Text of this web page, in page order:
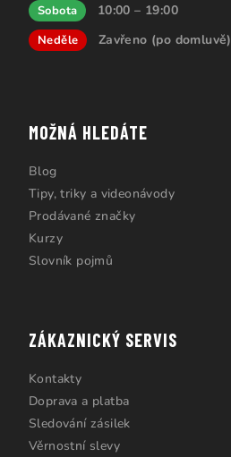
Sobota 10:00 – 19:00
Neděle Zavřeno (po domluvě)
MOŽNÁ HLEDÁTE
Blog
Tipy, triky a videonávody
Prodávané značky
Kurzy
Slovník pojmů
ZÁKAZNICKÝ SERVIS
Kontakty
Doprava a platba
Sledování zásilek
Věrnostní slevy